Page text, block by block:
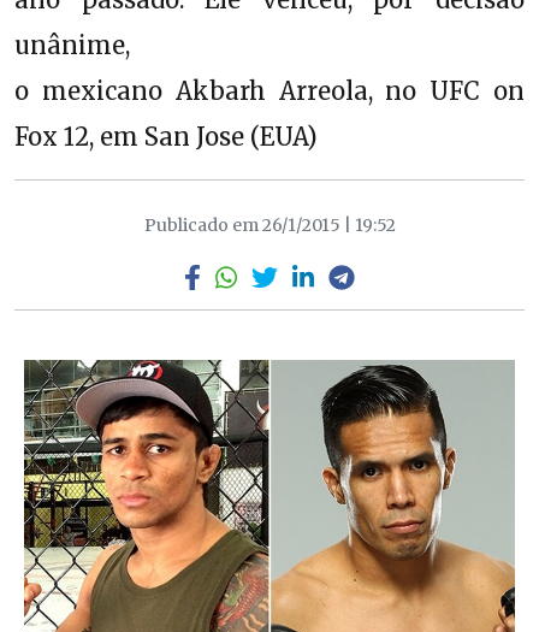
unânime,
o mexicano Akbarh Arreola, no UFC on
Fox 12, em San Jose (EUA)
Publicado em 26/1/2015 | 19:52